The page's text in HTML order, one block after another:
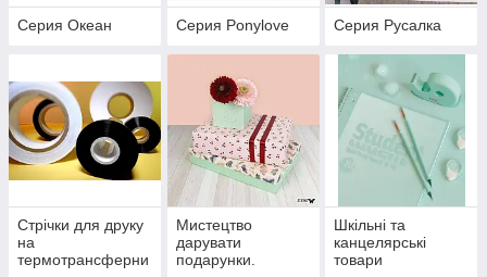
Серия Океан Серия Ponylove Серия Русалка
Стрічки для друку
на
термотрансферни
Мистецтво
дарувати
подарунки.
Шкільні та
канцелярські
товари